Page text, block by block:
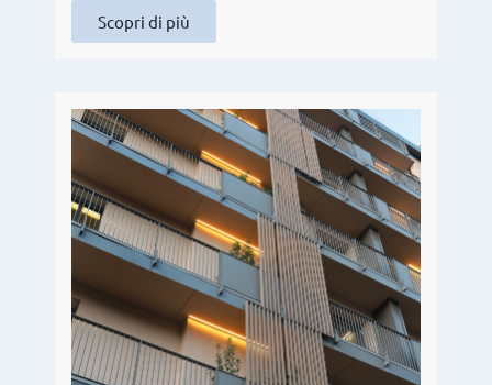
Scopri di più